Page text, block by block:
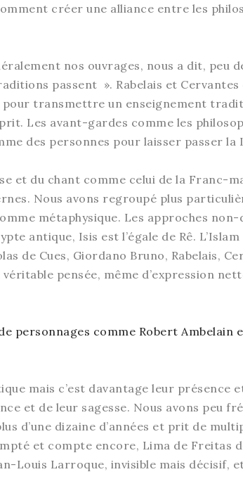
créer une alliance entre les
nos ouvrages, nous a dit, peu
passent ». Rabelais et
transmettre un enseignement
Les avant-gardes comme les
des personnes pour laisser passer la
et du chant comme celui de la Franc-
Nous avons regroupé plus
métaphysique. Les approches
antique, Isis est l’égale de Rê.
de Cues, Giordano Bruno, Rabelais,
pensée, même d’expression
personnages comme Robert Ambelain
mais c’est davantage leur présence
et de leur sagesse. Nous avons peu
d’une dizaine d’années et prit de
et compte encore, Lima de Freitas
Louis Larroque, invisible mais décisif,